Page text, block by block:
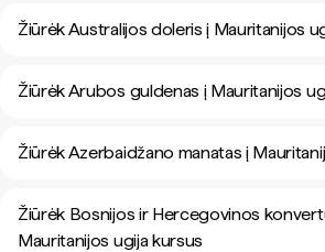
Žiūrėk Australijos doleris į Mauritanijos
Žiūrėk Arubos guldenas į Mauritanijos
Žiūrėk Azerbaidžano manatas į
Žiūrėk Bosnijos ir Hercegovinos
Mauritanijos ugija kursus